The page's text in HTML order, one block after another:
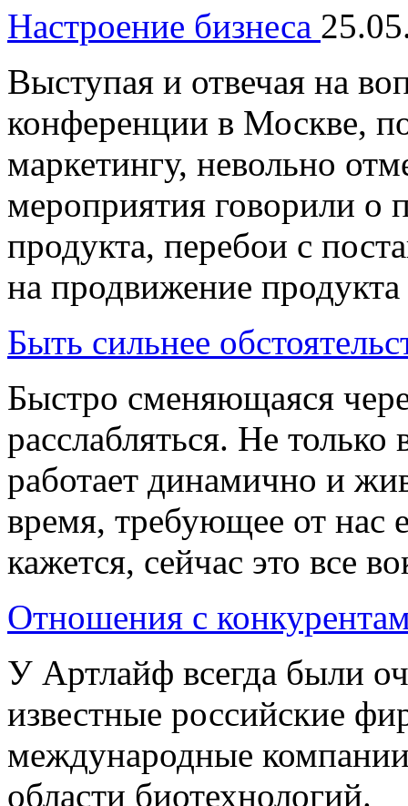
Настроение бизнеса
Выступая и отвечая на
конференции в Москве,
маркетингу, невольно
мероприятия говорили о
продукта, перебои с
на продвижение продукта
Быть сильнее
Быстро сменяющаяся
расслабляться. Не
работает динамично и
время, требующее от
кажется, сейчас это все
Отношения с
У Артлайф всегда были
известные российские
международные
области биотехнологий.